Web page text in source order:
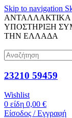
Skip to navigation
ΥΠΟΣΤΗΡΙΞΗ
ΤΗΝ ΕΛΛΑΔΑ
23210 59459
Wishlist
0 είδη 0,00 €
Είσοδος / Εγγραφή